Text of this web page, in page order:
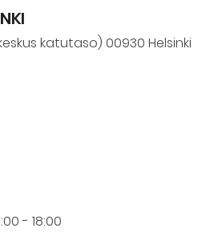
katutaso) 00930 Helsinki
- 18:00